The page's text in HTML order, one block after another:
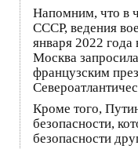
Напомним, что в
СССР, ведения
января 2022
Москва
французским
Кроме того,
безопасности,
безопасности